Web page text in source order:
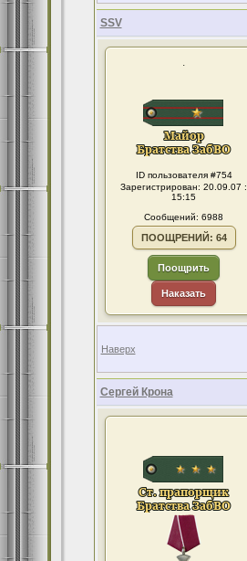
SSV
.
ID пользователя #754
Зарегистрирован: 20.09.07 :
15:15
Сообщений: 6988
ПООЩРЕНИЙ: 64
Поощрить
Наказать
Наверх
Сергей Крона